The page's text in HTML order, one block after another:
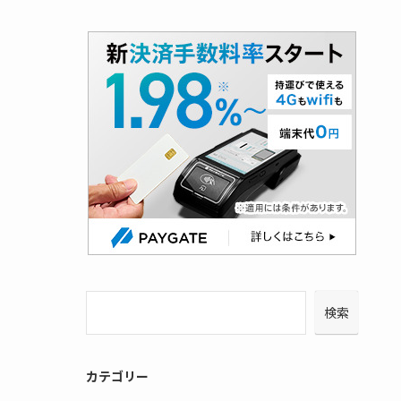
検索
カテゴリー